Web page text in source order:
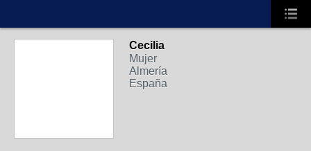
Cecilia
Mujer
Almería
España